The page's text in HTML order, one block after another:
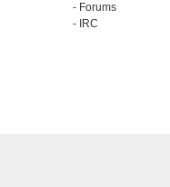
Forums
IRC